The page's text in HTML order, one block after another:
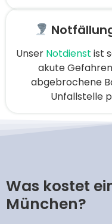
Unser Notdienst ist
akute
abgebrochene
Unfallstelle
Was kostet
München?